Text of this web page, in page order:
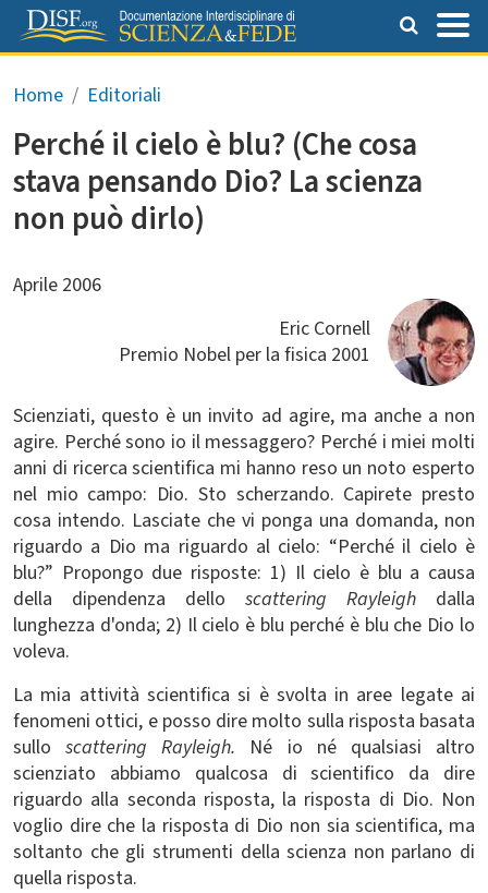
Salta al contenuto principale
Briciole di pane
Home Editoriali
Perché il cielo è blu? (Che cosa
stava pensando Dio? La scienza
non può dirlo)
Aprile 2006
Eric Cornell
Premio Nobel per la fisica 2001
Scienziati, questo è un invito ad agire, ma anche a non
agire. Perché sono io il messaggero? Perché i miei molti
anni di ricerca scientifica mi hanno reso un noto esperto
nel mio campo: Dio. Sto scherzando. Capirete presto
cosa intendo. Lasciate che vi ponga una domanda, non
riguardo a Dio ma riguardo al cielo: “Perché il cielo è
blu?” Propongo due risposte: 1) Il cielo è blu a causa
della dipendenza dello scattering Rayleigh dalla
lunghezza d'onda; 2) Il cielo è blu perché è blu che Dio lo
voleva.
La mia attività scientifica si è svolta in aree legate ai
fenomeni ottici, e posso dire molto sulla risposta basata
sulloscattering Rayleigh. Né io né qualsiasi altro
scienziato abbiamo qualcosa di scientifico da dire
riguardo alla seconda risposta, la risposta di Dio. Non
voglio dire che la risposta di Dio non sia scientifica, ma
soltanto che gli strumenti della scienza non parlano di
quella risposta.